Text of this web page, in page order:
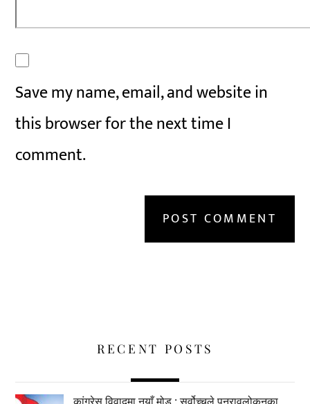
Save my name, email, and website in
this browser for the next time I
comment.
RECENT POSTS